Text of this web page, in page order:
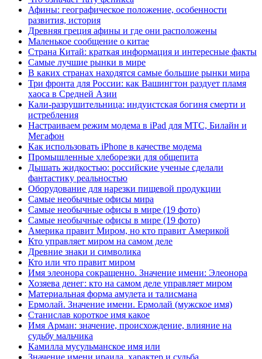
Афины: географическое положение, особенности
развития, история
Древняя греция афины и где они расположены
Маленькое сообщение о китае
Страна Китай: краткая информация и интересные факты
Самые лучшие рынки в мире
В каких странах находятся самые большие рынки мира
Три фронта для России: как Вашингтон раздует пламя
хаоса в Средней Азии
Кали-разрушительница: индуистская богиня смерти и
истребления
Настраиваем режим модема в iPad для МТС, Билайн и
Мегафон
Как использовать iPhone в качестве модема
Промышленные хлеборезки для общепита
Дышать жидкостью: российские ученые сделали
фантастику реальностью
Оборудование для нарезки пищевой продукции
Самые необычные офисы мира
Самые необычные офисы в мире (19 фото)
Самые необычные офисы в мире (19 фото)
Америка правит Миром, но кто правит Америкой
Кто управляет миром на самом деле
Древние знаки и символика
Кто или что правит миром
Имя элеонора сокращенно. Значение имени: Элеонора
Хозяева денег: кто на самом деле управляет миром
Материальная форма амулета и талисмана
Ермолай. Значение имени. Ермолай (мужское имя)
Станислав короткое имя какое
Имя Арман: значение, происхождение, влияние на
судьбу мальчика
Камилла мусульманское имя или
Значение имени ираида, характер и судьба